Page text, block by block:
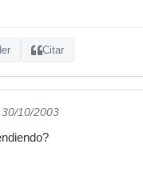
Citar
10/2003